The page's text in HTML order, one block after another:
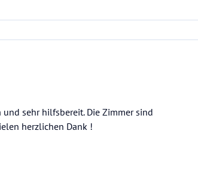
sehr hilfsbereit. Die Zimmer sind
herzlichen Dank !